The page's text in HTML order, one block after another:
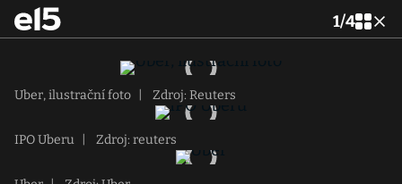
1/4
Uber, ilustrační foto Zdroj: Reuters
IPO Uberu Zdroj: reuters